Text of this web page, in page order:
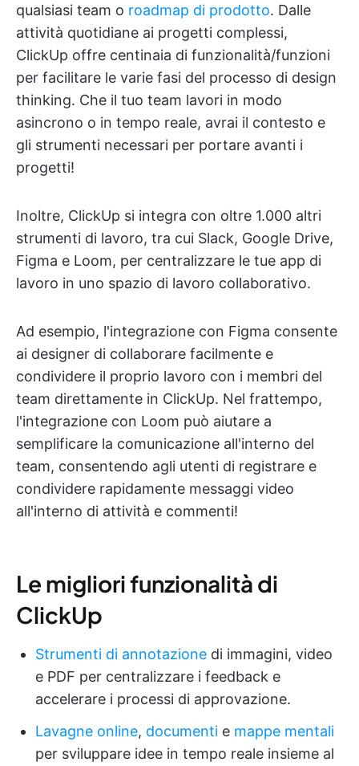
qualsiasi team o roadmap di prodotto. Dalle
attività quotidiane ai progetti complessi,
ClickUp offre centinaia di funzionalità/funzioni
per facilitare le varie fasi del processo di design
thinking. Che il tuo team lavori in modo
asincrono o in tempo reale, avrai il contesto e
gli strumenti necessari per portare avanti i
progetti!
Inoltre, ClickUp si integra con oltre 1.000 altri
strumenti di lavoro, tra cui Slack, Google Drive,
Figma e Loom, per centralizzare le tue app di
lavoro in uno spazio di lavoro collaborativo.
Ad esempio, l'integrazione con Figma consente
ai designer di collaborare facilmente e
condividere il proprio lavoro con i membri del
team direttamente in ClickUp. Nel frattempo,
l'integrazione con Loom può aiutare a
semplificare la comunicazione all'interno del
team, consentendo agli utenti di registrare e
condividere rapidamente messaggi video
all'interno di attività e commenti!
Le migliori funzionalità di
ClickUp
Strumenti di annotazione di immagini, video
e PDF per centralizzare i feedback e
accelerare i processi di approvazione.
Lavagne online, documenti e mappe mentali
per sviluppare idee in tempo reale insieme al